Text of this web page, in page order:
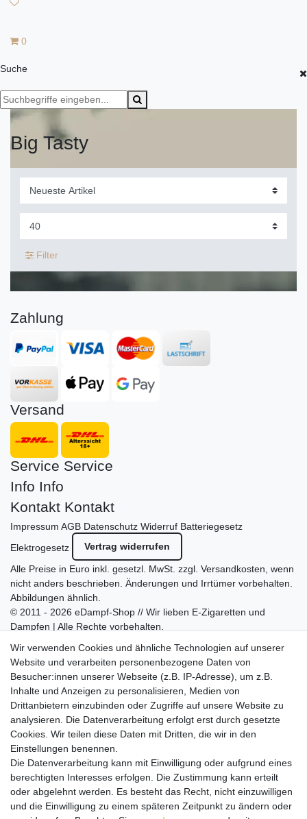
0
Suche
Big Tasty
Filter
Zahlung
Versand
Service Service
Info Info
Kontakt Kontakt
Impressum AGB Datenschutz Widerruf Batteriegesetz
Elektrogesetz
Vertrag widerrufen
Alle Preise in Euro inkl. gesetzl. MwSt. zzgl. Versandkosten , wenn
nicht anders beschrieben. Änderungen und Irrtümer vorbehalten.
Abbildungen ähnlich.
© 2011 - 2026 eDampf-Shop // Wir lieben E-Zigaretten und
Dampfen | Alle Rechte vorbehalten.
Bitte entschuldigen Sie, wenn wir telefonisch wegen hoher
betrieblicher Auslastung nicht erreichbar sein sollten.
Schreiben Sie uns gerne eine E-Mail mit Ihrer Telefonnummer
und der Bitte um Rückruf.
Wir rufen Sie schnellstmöglich zurück.
Wir versenden in die folgenden Länder
Versandkostenfrei (DE) ab 69 €
Wir verwenden Cookies und ähnliche Technologien auf unserer
Website und verarbeiten personenbezogene Daten von
Besucher:innen unserer Webseite (z.B. IP-Adresse), um z.B.
Inhalte und Anzeigen zu personalisieren, Medien von
Drittanbietern einzubinden oder Zugriffe auf unsere Website zu
analysieren. Die Datenverarbeitung erfolgt erst durch gesetzte
Cookies. Wir teilen diese Daten mit Dritten, die wir in den
Einstellungen benennen.
Die Datenverarbeitung kann mit Einwilligung oder aufgrund eines
berechtigten Interesses erfolgen. Die Zustimmung kann erteilt
oder abgelehnt werden. Es besteht das Recht, nicht einzuwilligen
und die Einwilligung zu einem späteren Zeitpunkt zu ändern oder